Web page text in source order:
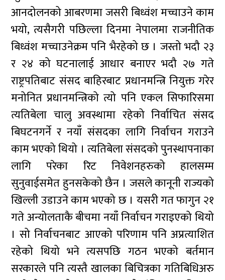
आनदोलनको आबरणमा जसरी बिध्वंश मच्चाउने काम
भयो, त्यसैगरी पछिल्ला दिनमा नेपालमा राजनीतिक
बिध्वंश मच्चाउनेक्रम पनि भैरहेको छ । जस्तो भदौ २३
र २४ को घटनालाई आधार बनाएर भदौ २७ गते
राष्ट्रपतिबाट संसद बाहिरबाट प्रधानमन्त्रि नियुक्त गरेर
मनोनित प्रधानमन्त्रिको त्यो पनि एकल सिफारिसमा
त्यतिबेला चालु अवस्थामा रहेको निर्वाचित संसद
बिघटनगर्ने र नयाँ संसदका लागि निर्वाचन गराउने
काम भएको थियो । त्यतिबेला संसदको पुनस्थापनाका
लागि परेका रिट निवेशनहरुको हालसम्म
सुनुवाईसमेत हुनसकेको छैन । जसले कानूनी राज्यको
खिल्ली उडाउने काम भएको छ । यसरी गत फागुन २१
गते अन्योलताकै बीचमा नयाँ निर्वाचन गराइएको थियो
। सो निर्वाचनबाट आएको परिणाम पनि अप्रत्याशित
रहेको थियो भने त्यसपछि गठन भएको बर्तमान
सरकारले पनि त्यस्तै खालका बिचित्रका गतिबिधिअरु